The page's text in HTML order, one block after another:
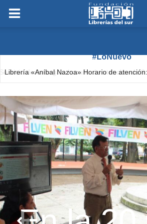
#LoNuevo
Librería «Aníbal Nazoa» Horario de